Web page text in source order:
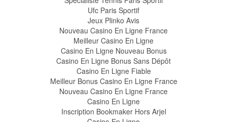
Ufc Paris Sportif
Jeux Plinko Avis
Nouveau Casino En Ligne France
Meilleur Casino En Ligne
Casino En Ligne Nouveau Bonus
Casino En Ligne Bonus Sans Dépôt
Casino En Ligne Fiable
Meilleur Bonus Casino En Ligne France
Nouveau Casino En Ligne France
Casino En Ligne
Inscription Bookmaker Hors Arjel